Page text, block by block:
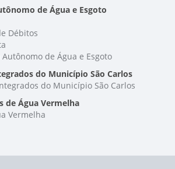
de Água e Esgoto
Débitos
Autônomo de Água e Esgoto
do Município São Carlos
do Município São Carlos
de Água Vermelha
Vermelha